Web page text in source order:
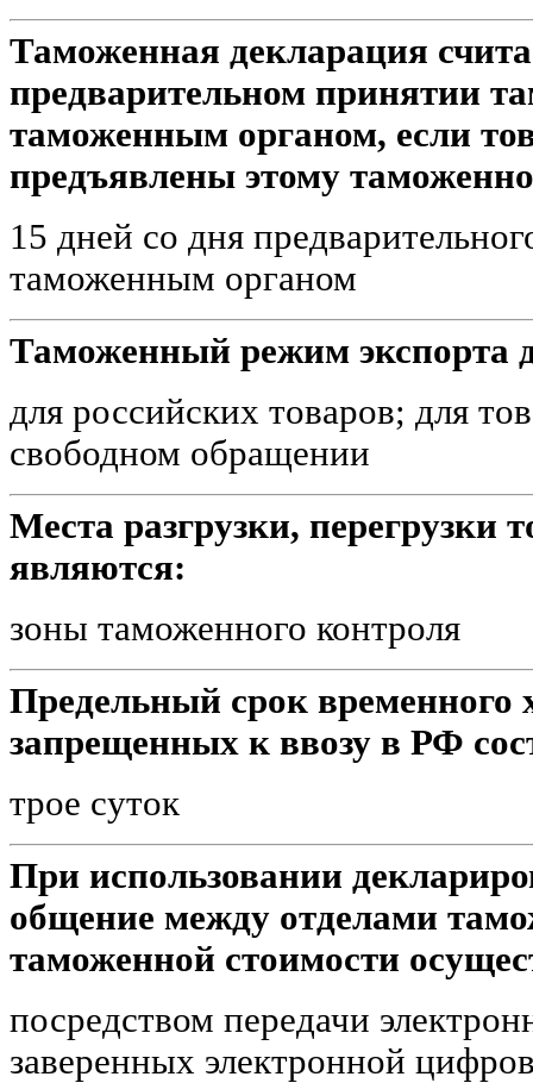
Таможенная декларация
предварительном принятии
таможенным органом, если
предъявлены этому
15 дней со дня
таможенным органом
Таможенный режим экспорта
для российских товаров; для
свободном обращении
Места разгрузки, перегрузки
являются:
зоны таможенного контроля
Предельный срок временного
запрещенных к ввозу в РФ
трое суток
При использовании
общение между отделами
таможенной стоимости
посредством передачи
заверенных электронной